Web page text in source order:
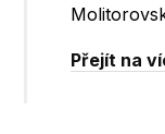
Přejít na